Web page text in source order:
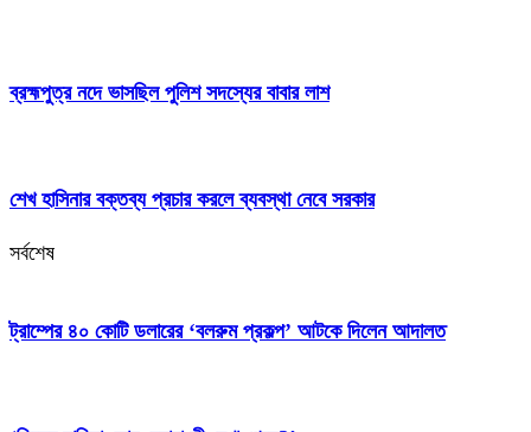
ব্রহ্মপুত্র নদে ভাসছিল পুলিশ সদস্যের বাবার লাশ
শেখ হাসিনার বক্তব্য প্রচার করলে ব্যবস্থা নেবে সরকার
সর্বশেষ
ট্রাম্পের ৪০ কোটি ডলারের ‘বলরুম প্রকল্প’ আটকে দিলেন আদালত